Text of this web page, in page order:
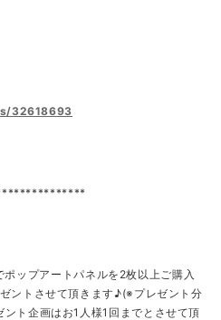
32618693
ップアートパネルを2枚以上ご購入
ントさせて頂きます♪(※プレゼント分
ト企画はお1人様1回までとさせて頂